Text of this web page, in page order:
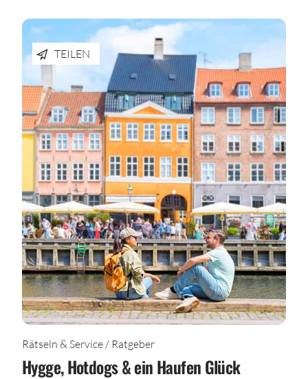
TEILEN
Rätseln & Service / Ratgeber
Hygge, Hotdogs & ein Haufen Glück